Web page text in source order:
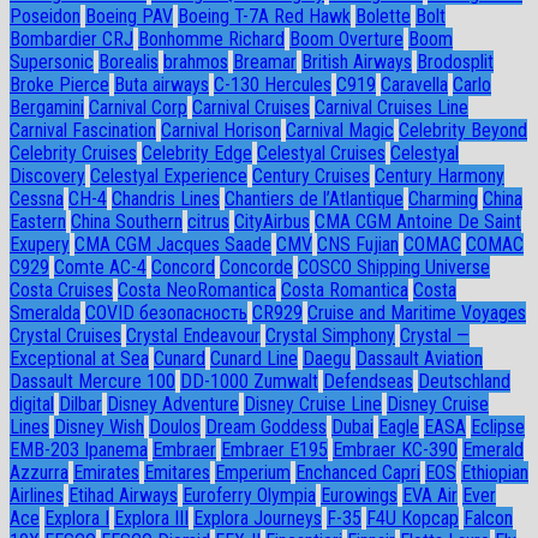
Poseidon Boeing PAV Boeing T-7A Red Hawk Bolette Bolt
Bombardier CRJ Bonhomme Richard Boom Overture Boom
Supersonic Borealis brahmos Breamar British Airways Brodosplit
Broke Pierce Buta airways C-130 Hercules C919 Caravella Carlo
Bergamini Carnival Corp Carnival Cruises Carnival Cruises Line
Carnival Fascination Carnival Horison Carnival Magic Celebrity Beyond
Celebrity Cruises Celebrity Edge Celestyal Cruises Celestyal
Discovery Celestyal Experience Century Cruises Century Harmony
Cessna CH-4 Chandris Lines Chantiers de l’Atlantique Charming China
Eastern China Southern citrus CityAirbus CMA CGM Antoine De Saint
Exupery CMA CGM Jacques Saade CMV CNS Fujian COMAC COMAC
C929 Comte AC-4 Concord Concorde COSCO Shipping Universe
Costa Cruises Costa NeoRomantica Costa Romantica Costa
Smeralda COVID безопасность CR929 Cruise and Maritime Voyages
Crystal Cruises Crystal Endeavour Crystal Simphony Crystal —
Exceptional at Sea Cunard Cunard Line Daegu Dassault Aviation
Dassault Mercure 100 DD-1000 Zumwalt Defendseas Deutschland
digital Dilbar Disney Adventure Disney Cruise Line Disney Cruise
Lines Disney Wish Doulos Dream Goddess Dubai Eagle EASA Eclipse
EMB-203 Ipanema Embraer Embraer E195 Embraer KC-390 Emerald
Azzurra Emirates Emitares Emperium Enchanced Capri EOS Ethiopian
Airlines Etihad Airways Euroferry Olympia Eurowings EVA Air Ever
Ace Explora I Explora III Explora Journeys F-35 F4U Корсар Falcon